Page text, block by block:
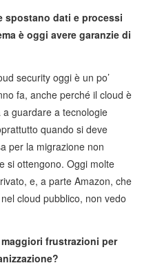
spostano dati e processi
è oggi avere garanzie di
security oggi è un po’
fa, anche perché il cloud è
guardare a tecnologie
quando si deve
per la migrazione non
si ottengono. Oggi molte
e, a parte Amazon, che
cloud pubblico, non vedo
frustrazioni per